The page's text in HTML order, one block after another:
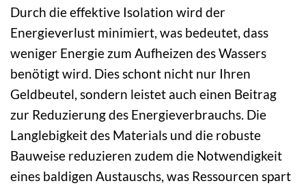
Durch die effektive Isolation wird der
Energieverlust minimiert, was bedeutet, dass
weniger Energie zum Aufheizen des Wassers
benötigt wird. Dies schont nicht nur Ihren
Geldbeutel, sondern leistet auch einen Beitrag
zur Reduzierung des Energieverbrauchs. Die
Langlebigkeit des Materials und die robuste
Bauweise reduzieren zudem die Notwendigkeit
eines baldigen Austauschs, was Ressourcen spart